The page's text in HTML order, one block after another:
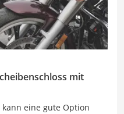
mit
eine gute Option